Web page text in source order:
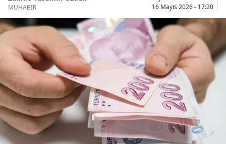
Burdur
Bursa
Çanakkale
Çankırı
Çorum
Denizli
Diyarbakır
MUHABİR
16 Mayıs 2026 - 17:20